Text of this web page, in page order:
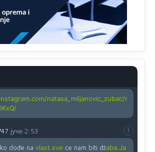
osobe, osobe sa slabijim vidom ili
јуче 12:24
corava kutija za IZBORE a danas su
natasa_miljanovic_zubac/r
јуче 2:53
dođe na vlast.sve će nam biti đžaba.Ja